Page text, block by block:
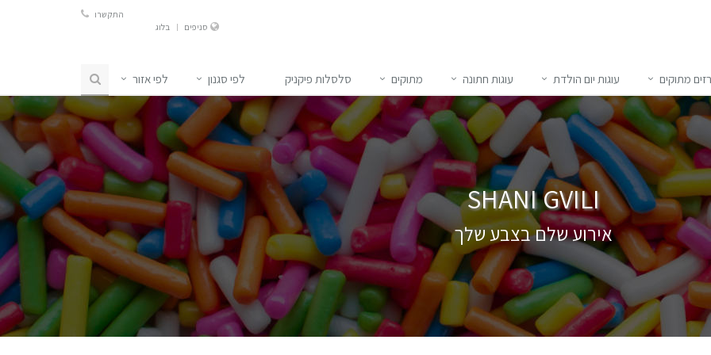
התקשרו
סניפים
בלוג
מתוקים עוגות יום הולדת עוגות חתונה מתוקים סלסלות פיקניק לפי סגנון לפי אזור
SHANI GVILI
אירוע שלם בצבע שלך